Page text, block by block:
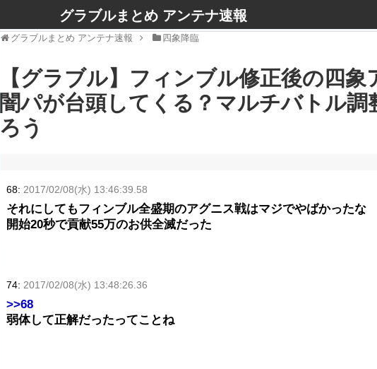
グラブルまとめ アンテナ速報
グラブルまとめ アンテナ速報 四象降臨
【グラブル】フィンブル修正後の四
闇パが台頭してくる？マルチバトル調
ろう
68: 2017/02/08(水) 13:46:39.58
それにしてもフィンブル全盛期のアグニス戦はマジでやばかったな
開始20秒で貢献55万のお供全滅だった
74: 2017/02/08(水) 13:48:26.36
>>68
弱体して正解だったってことね